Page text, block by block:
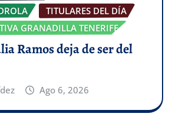
TITULARES DEL DÍA
GRANADILLA TENERIFE
Ramos deja de ser del
Ago 6, 2026